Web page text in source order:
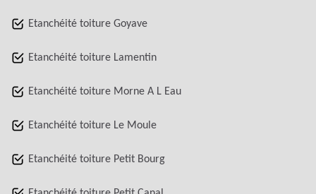
Etanchéité toiture Goyave
Etanchéité toiture Lamentin
Etanchéité toiture Morne A L Eau
Etanchéité toiture Le Moule
Etanchéité toiture Petit Bourg